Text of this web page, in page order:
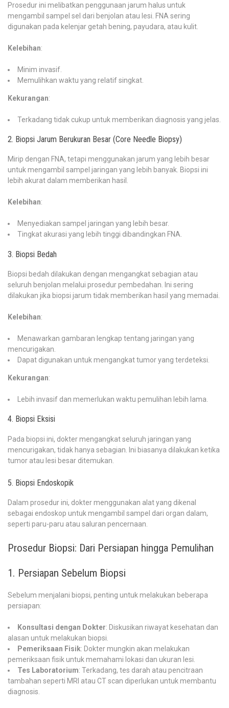
Prosedur ini melibatkan penggunaan jarum halus untuk
mengambil sampel sel dari benjolan atau lesi. FNA sering
digunakan pada kelenjar getah bening, payudara, atau kulit.
Kelebihan:
Minim invasif.
Memulihkan waktu yang relatif singkat.
Kekurangan:
Terkadang tidak cukup untuk memberikan diagnosis yang jelas.
2. Biopsi Jarum Berukuran Besar (Core Needle Biopsy)
Mirip dengan FNA, tetapi menggunakan jarum yang lebih besar
untuk mengambil sampel jaringan yang lebih banyak. Biopsi ini
lebih akurat dalam memberikan hasil.
Kelebihan:
Menyediakan sampel jaringan yang lebih besar.
Tingkat akurasi yang lebih tinggi dibandingkan FNA.
3. Biopsi Bedah
Biopsi bedah dilakukan dengan mengangkat sebagian atau
seluruh benjolan melalui prosedur pembedahan. Ini sering
dilakukan jika biopsi jarum tidak memberikan hasil yang memadai.
Kelebihan:
Menawarkan gambaran lengkap tentang jaringan yang
mencurigakan.
Dapat digunakan untuk mengangkat tumor yang terdeteksi.
Kekurangan:
Lebih invasif dan memerlukan waktu pemulihan lebih lama.
4. Biopsi Eksisi
Pada biopsi ini, dokter mengangkat seluruh jaringan yang
mencurigakan, tidak hanya sebagian. Ini biasanya dilakukan ketika
tumor atau lesi besar ditemukan.
5. Biopsi Endoskopik
Dalam prosedur ini, dokter menggunakan alat yang dikenal
sebagai endoskop untuk mengambil sampel dari organ dalam,
seperti paru-paru atau saluran pencernaan.
Prosedur Biopsi: Dari Persiapan hingga Pemulihan
1. Persiapan Sebelum Biopsi
Sebelum menjalani biopsi, penting untuk melakukan beberapa
persiapan:
Konsultasi dengan Dokter: Diskusikan riwayat kesehatan dan
alasan untuk melakukan biopsi.
Pemeriksaan Fisik: Dokter mungkin akan melakukan
pemeriksaan fisik untuk memahami lokasi dan ukuran lesi.
Tes Laboratorium: Terkadang, tes darah atau pencitraan
tambahan seperti MRI atau CT scan diperlukan untuk membantu
diagnosis.